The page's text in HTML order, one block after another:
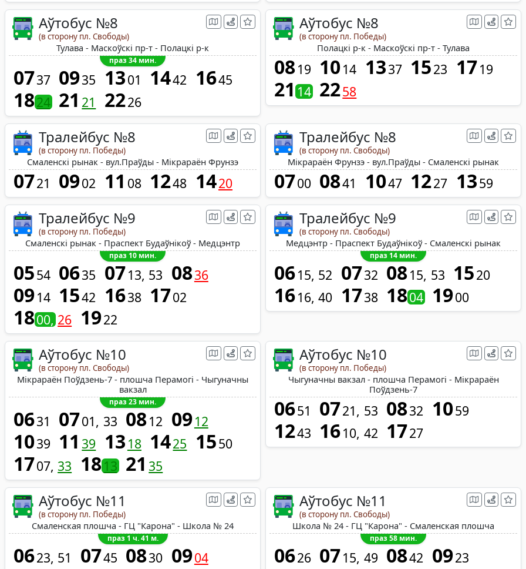
Аўтобус №8
(в сторону пл. Свободы)
Тулава - Маскоўскі пр-т - Полацкі р-к
праз 34 мин.
0737 0935 1301 1442 1645
1824 21 21 2226
Аўтобус №8
(в сторону пл. Победы)
Полацкі р-к - Маскоўскі пр-т - Тулава
0819 1014 1337 1523 1719
21 14 2258
Тралейбус №8
(в сторону пл. Победы)
Смаленскі рынак - вул.Праўды - Мікрараён Фрунзэ
0721 0902 11 08 1248 1420
Тралейбус №8
(в сторону пл. Свободы)
Мікрараён Фрунзэ - вул.Праўды - Смаленскі рынак
0700 0841 1047 1227 1359
Тралейбус №9
(в сторону пл. Победы)
Смаленскі рынак - Праспект Будаўнікоў - Медцэнтр
праз 10 мин.
0554 0635 0713 53 0836
0914 1542 1638 1702
1800 26 1922
Тралейбус №9
(в сторону пл. Свободы)
Медцэнтр - Праспект Будаўнікоў - Смаленскі рынак
праз 14 мин.
0615 52 0732 0815 53 1520
1616 40 1738 1804 1900
Аўтобус №10
(в сторону пл. Свободы)
Мікрараён Поўдзень-7 - плошча Перамогі - Чыгуначны
вакзал
праз 23 мин.
0631 0701 33 0812 0912
1039 11 39 13 18 1425 1550
1707 33 1813 21 35
Аўтобус №10
(в сторону пл. Победы)
Чыгуначны вакзал - плошча Перамогі - Мікрараён
Поўдзень-7
0651 0721 53 0832 1059
1243 1610 42 1727
Аўтобус №11
(в сторону пл. Победы)
Смаленская плошча - ГЦ "Карона" - Школа № 24
праз 1 ч. 41 м.
0623 51 0745 0830 0904
Аўтобус №11
(в сторону пл. Свободы)
Школа № 24 - ГЦ "Карона" - Смаленская плошча
праз 58 мин.
0626 0715 49 0842 0923